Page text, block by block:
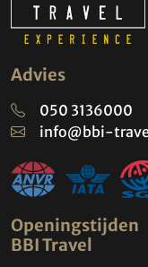
Advies
050 3136000
info@bbi-
Openingstijden
BBI Travel